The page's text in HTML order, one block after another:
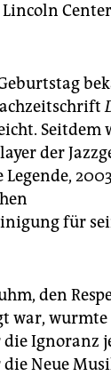
Seitdem
der
für
den
war,
Ignoranz
Neue